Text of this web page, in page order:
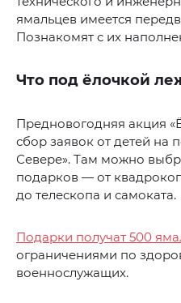
ямальцев имеется
Познакомят с их
Что под ёлочкой
Предновогодняя акция
сбор заявок от детей на
Севере». Там можно
подарков — от
до телескопа и самоката.
Подарки получат 500
ограничениями по
военнослужащих.